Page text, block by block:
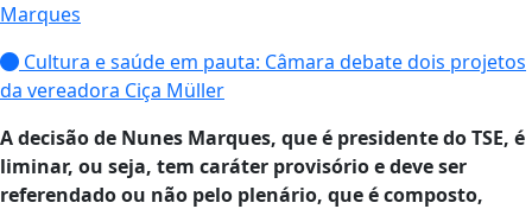
Marques
Cultura e saúde em pauta: Câmara debate dois projetos
da vereadora Ciça Müller
A decisão de Nunes Marques, que é presidente do TSE, é
liminar, ou seja, tem caráter provisório e deve ser
referendado ou não pelo plenário, que é composto,